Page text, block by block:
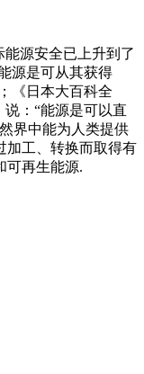
源安全已上升到了
源是可从其获得
《日本大百科全
：“能源是可以直
界中能为人类提供
加工、转换而取得有
可再生能源.